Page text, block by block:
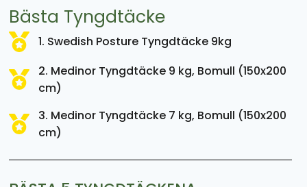
Bästa Tyngdtäcke
1. Swedish Posture Tyngdtäcke 9kg
2. Medinor Tyngdtäcke 9 kg, Bomull (150x200
cm)
3. Medinor Tyngdtäcke 7 kg, Bomull (150x200
cm)